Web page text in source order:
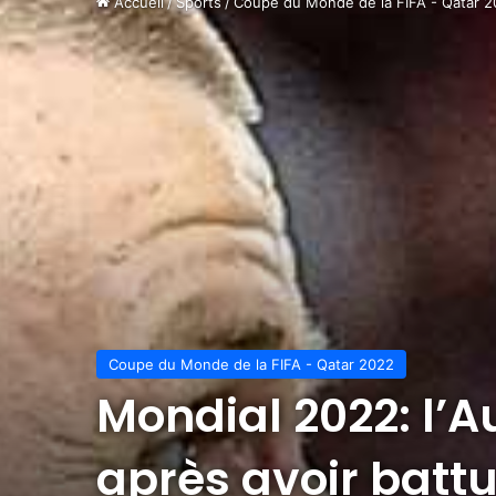
Coupe du Monde de la FIFA - Qatar 2022
Mondial 2022:
après avoir